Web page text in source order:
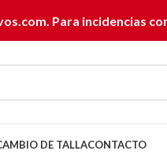
Para incidencias
DE TALLACONTACTO